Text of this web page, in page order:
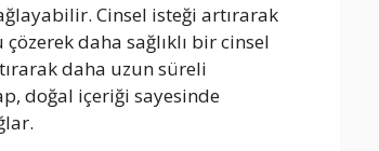
Cinsel isteği artırarak
daha sağlıklı bir cinsel
daha uzun süreli
doğal içeriği sayesinde